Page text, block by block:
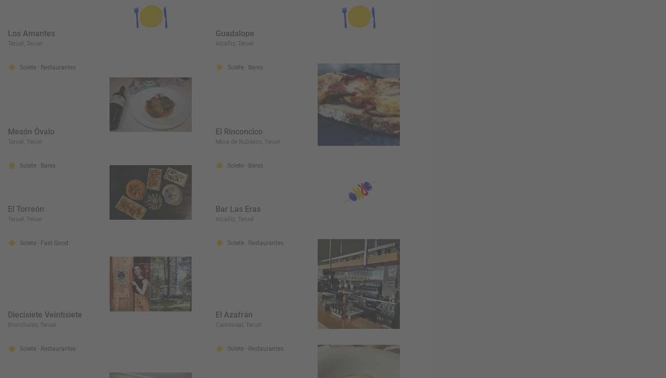
Los Amantes
Teruel, Teruel
Guadalope
Alcañiz, Teruel
Solete · Restaurantes
Mesón Óvalo
Teruel, Teruel
Solete · Bares
El Rinconcico
Mora de Rubielos, Teruel
Solete · Bares
El Torreón
Teruel, Teruel
Solete · Bares
Bar Las Eras
Alcañiz, Teruel
Solete · Fast Good
Diecisiete Veintisiete
Bronchales, Teruel
Solete · Restaurantes
El Azafrán
Caminreal, Teruel
Solete · Restaurantes Solete · Restaurantes